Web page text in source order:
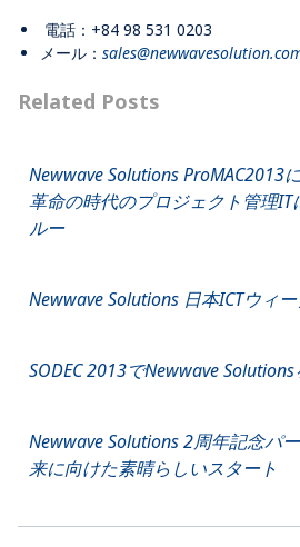
電話 ：+84 98 531 0203
メール：
Related Posts
Newwave Solutions ProMAC2013
革命の時代のプロジェクト管理IT
ルー
Newwave Solutions 日本ICTウィ
SODEC 2013でNewwave
Newwave Solutions 2周年記念パ
来に向けた素晴らしいスタート